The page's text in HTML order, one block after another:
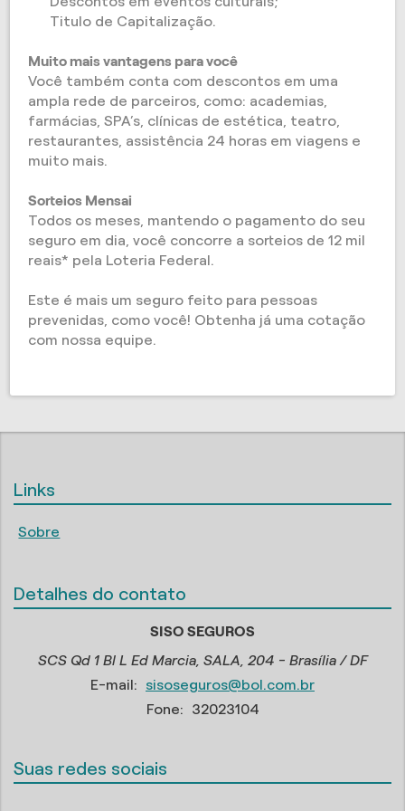
Titulo de Capitalização.
Muito mais vantagens para você
Você também conta com descontos em uma
ampla rede de parceiros, como: academias,
farmácias, SPA’s, clínicas de estética, teatro,
restaurantes, assistência 24 horas em viagens e
muito mais.
Sorteios Mensai
Todos os meses, mantendo o pagamento do seu
seguro em dia, você concorre a sorteios de 12 mil
reais* pela Loteria Federal.
Este é mais um seguro feito para pessoas
prevenidas, como você! Obtenha já uma cotação
com nossa equipe.
Links
Sobre
Detalhes do contato
SISO SEGUROS
SCS Qd 1 Bl L Ed Marcia, SALA, 204 - Brasília / DF
E-mail:
sisoseguros@bol.com.br
Fone:
32023104
Suas redes sociais